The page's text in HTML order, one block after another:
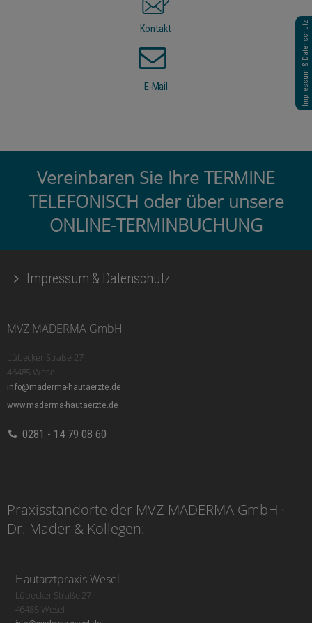
Impressum & Datenschutz
Kontakt
E-Mail
Vereinbaren Sie Ihre TERMINE
TELEFONISCH oder über unsere
ONLINE-TERMINBUCHUNG
Impressum & Datenschutz
MVZ MADERMA GmbH
Lübecker Straße 27
46485 Wesel
info@maderma-hautaerzte.de
www.maderma-hautaerzte.de
0281 - 14 79 08 60
Praxisstandorte der MVZ MADERMA GmbH ·
Dr. Mader & Kollegen:
Hautarztpraxis Wesel
Lübecker Straße 27
46485 Wesel